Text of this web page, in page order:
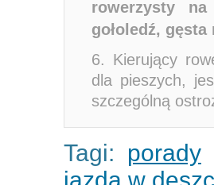
rowerzysty
gołoledź,
6. Kierujący
dla pieszych,
szczególną
Tagi: porady